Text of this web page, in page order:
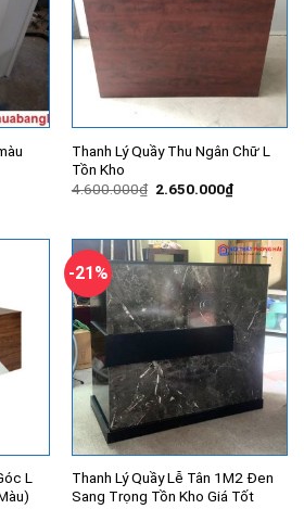
Thanh Lý Quầy Thu Ngân Chữ L
Tồn Kho
4.600.000₫ Giá
2.650.000₫Giá
hiện
L
-21%
Thanh Lý Quầy Lễ Tân 1M2 Đen
Sang Trọng Tồn Kho Giá Tốt